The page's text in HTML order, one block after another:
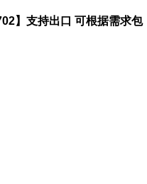
】支持出口 可根据需求包